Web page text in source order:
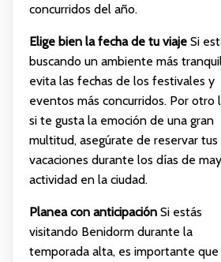
concurridos del año.
Elige bien la fecha de tu viajeSi
buscando un ambiente más
evita las fechas de los festivales y
eventos más concurridos. Por otro
si te gusta la emoción de una gran
multitud, asegúrate de reservar tus
vacaciones durante los días de
actividad en la ciudad.
Planea con anticipaciónSi estás
visitando Benidorm durante la
temporada alta, es importante que